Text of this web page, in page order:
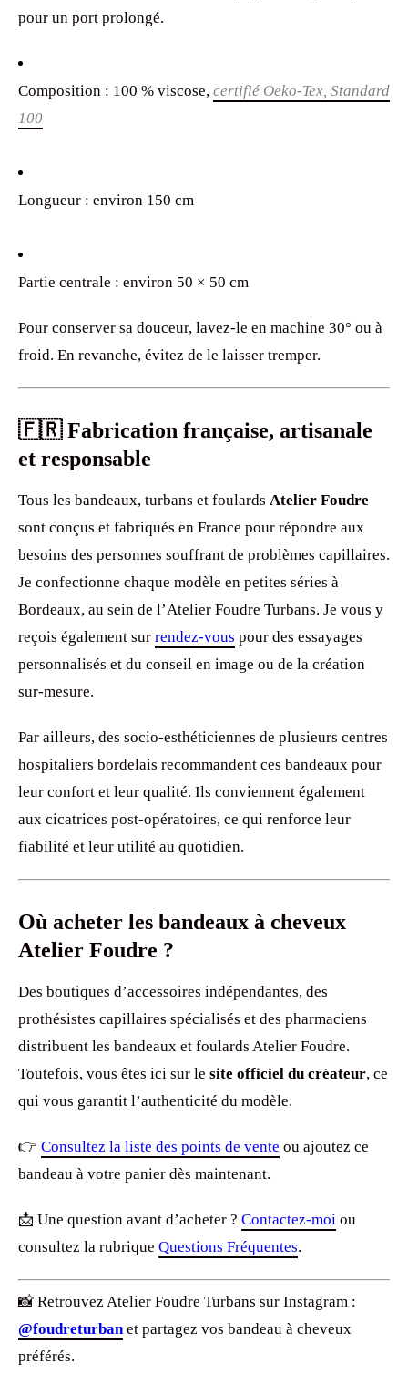
pour un port prolongé.
Composition : 100 % viscose, certifié Oeko-Tex, Standard
100
Longueur : environ 150 cm
Partie centrale : environ 50 × 50 cm
Pour conserver sa douceur, lavez-le en machine 30° ou à
froid. En revanche, évitez de le laisser tremper.
🇫🇷 Fabrication française, artisanale
et responsable
Tous les bandeaux, turbans et foulards Atelier Foudre
sont conçus et fabriqués en France pour répondre aux
besoins des personnes souffrant de problèmes capillaires.
Je confectionne chaque modèle en petites séries à
Bordeaux, au sein de l’Atelier Foudre Turbans. Je vous y
reçois également sur rendez-vous pour des essayages
personnalisés et du conseil en image ou de la création
sur-mesure.
Par ailleurs, des socio-esthéticiennes de plusieurs centres
hospitaliers bordelais recommandent ces bandeaux pour
leur confort et leur qualité. Ils conviennent également
aux cicatrices post-opératoires, ce qui renforce leur
fiabilité et leur utilité au quotidien.
Où acheter les bandeaux à cheveux
Atelier Foudre ?
Des boutiques d’accessoires indépendantes, des
prothésistes capillaires spécialisés et des pharmaciens
distribuent les bandeaux et foulards Atelier Foudre.
Toutefois, vous êtes ici sur le site officiel du créateur, ce
qui vous garantit l’authenticité du modèle.
👉 Consultez la liste des points de vente ou ajoutez ce
bandeau à votre panier dès maintenant.
📩 Une question avant d’acheter ? Contactez-moi ou
consultez la rubrique Questions Fréquentes.
📸 Retrouvez Atelier Foudre Turbans sur Instagram :
@foudreturbanet partagez vos bandeau à cheveux
préférés.